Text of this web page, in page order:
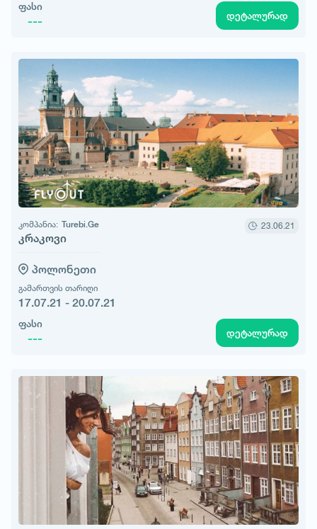
ფასი
--- დეტალურად
კომპანია: Turebi.Ge
კრაკოვი
23.06.21
პოლონეთი
გამართვის თარიღი
17.07.21 - 20.07.21
ფასი
--- დეტალურად